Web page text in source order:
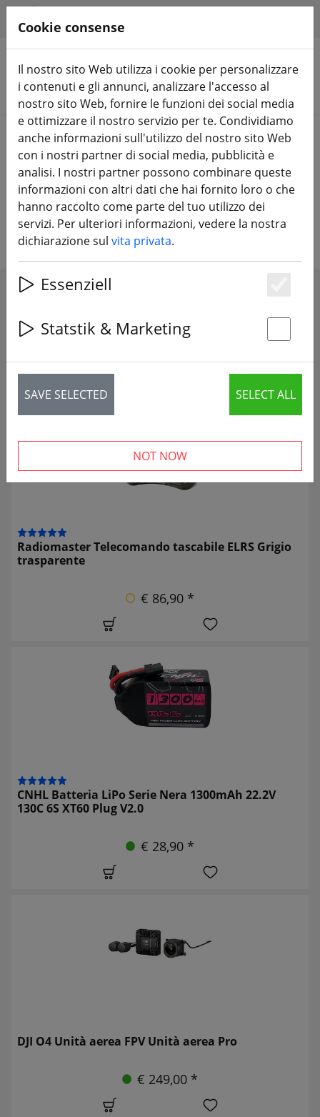
Cerca prodotti
Home Negozio
Il Depot di FPV24.com - Solo i prezzi
che crollano con noi
19 articles
Radiomaster Telecomando tascabile ELRS Grigio
trasparente
€ 86,90 *
CNHL Batteria LiPo Serie Nera 1300mAh 22.2V
130C 6S XT60 Plug V2.0
€ 28,90 *
DJI O4 Unità aerea FPV Unità aerea Pro
€ 249,00 *
Cookie consense
Il nostro sito Web utilizza i cookie per personalizzare
i contenuti e gli annunci, analizzare l'accesso al
nostro sito Web, fornire le funzioni dei social media
e ottimizzare il nostro servizio per te. Condividiamo
anche informazioni sull'utilizzo del nostro sito Web
con i nostri partner di social media, pubblicità e
analisi. I nostri partner possono combinare queste
informazioni con altri dati che hai fornito loro o che
hanno raccolto come parte del tuo utilizzo dei
servizi. Per ulteriori informazioni, vedere la nostra
dichiarazione sul vita privata.
Essenziell
Statstik & Marketing
SAVE SELECTED SELECT ALL
NOT NOW